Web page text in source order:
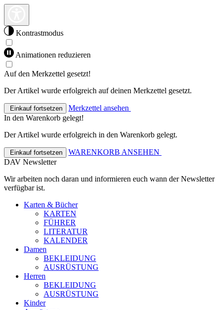
Kontrastmodus
Animationen reduzieren
Auf den Merkzettel gesetzt!
Der Artikel wurde erfolgreich auf deinen Merkzettel gesetzt.
Einkauf fortsetzen
Merkzettel ansehen
In den Warenkorb gelegt!
Der Artikel wurde erfolgreich in den Warenkorb gelegt.
Einkauf fortsetzen
WARENKORB ANSEHEN
DAV Newsletter
Wir arbeiten noch daran und informieren euch wann der Newsletter
verfügbar ist.
Karten & Bücher
KARTEN
FÜHRER
LITERATUR
KALENDER
Damen
BEKLEIDUNG
AUSRÜSTUNG
Herren
BEKLEIDUNG
AUSRÜSTUNG
Kinder